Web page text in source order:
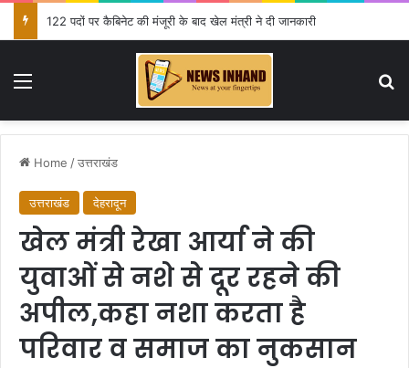
122 पदों पर कैबिनेट की मंजूरी के बाद खेल मंत्री ने दी जानकारी
Menu
Home /उत्तराखंड
उत्तराखंड देहरादून
खेल मंत्री रेखा आर्या ने की
युवाओं से नशे से दूर रहने की
अपील,कहा नशा करता है
परिवार व समाज का नुकसान